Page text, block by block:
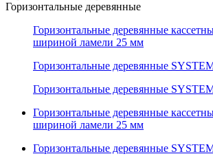
Горизонтальные деревянные
Горизонтальные деревянные
шириной ламели 25 мм
Горизонтальные деревянные
Горизонтальные деревянные
Горизонтальные деревянные
шириной ламели 25 мм
Горизонтальные деревянные